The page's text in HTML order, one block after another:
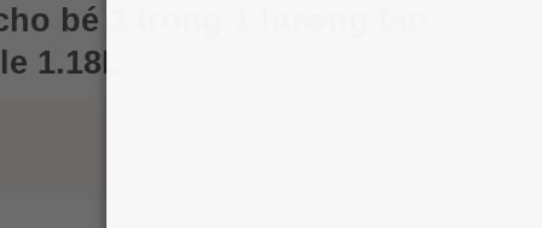
bé 3 trong 1 hương táo
1.18L